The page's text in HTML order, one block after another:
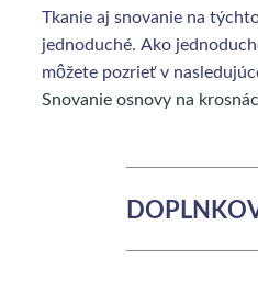
Tkanie aj snovanie na
jednoduché. Ako
môžete pozrieť v
Snovanie osnovy na